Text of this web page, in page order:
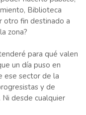
Biblioteca
otro fin destinado a
zona?
para qué valen
un día puso en
ese sector de la
y de
desde cualquier